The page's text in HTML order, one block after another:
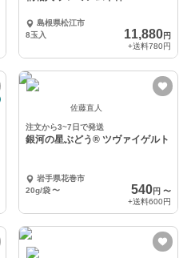
島根県松江市
8玉入
11,880円
+送料780円
佐藤直人
注文から3~7日で発送
銀河の星ぶどう® ツヴァイゲルト
岩手県花巻市
20g/袋 〜 540円 〜
+送料600円